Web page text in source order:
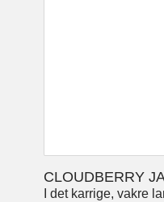
CLOUDBERRY
I det karrige, vakre